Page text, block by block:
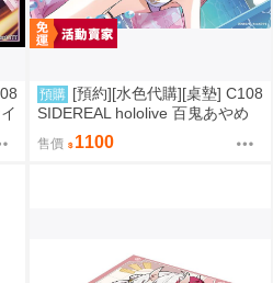
預購 [預約][水色代購][桌墊] C108
SIDEREAL hololive 百鬼あやめ
泳裝ver
售價 1100